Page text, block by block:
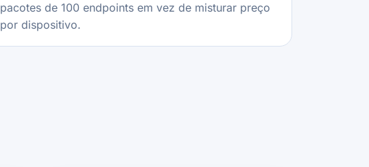
pacotes de 100 endpoints em vez de misturar preço
por dispositivo.